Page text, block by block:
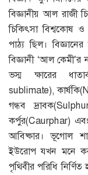
বিজ্ঞানীয় আল রাজী
চিকিৎসা বিশ্বকোষ ও
পাঠ্য ছিল।
বিজ্ঞানী ‘আল কেমী’র
ভস্ম ক্ষারের
sublimate),
গন্ধব
কর্পুর(Caurphar)
আবিষ্কার। ভূগোল
ইউরোপ যখন মনে
পৃথিবীর পরিধি